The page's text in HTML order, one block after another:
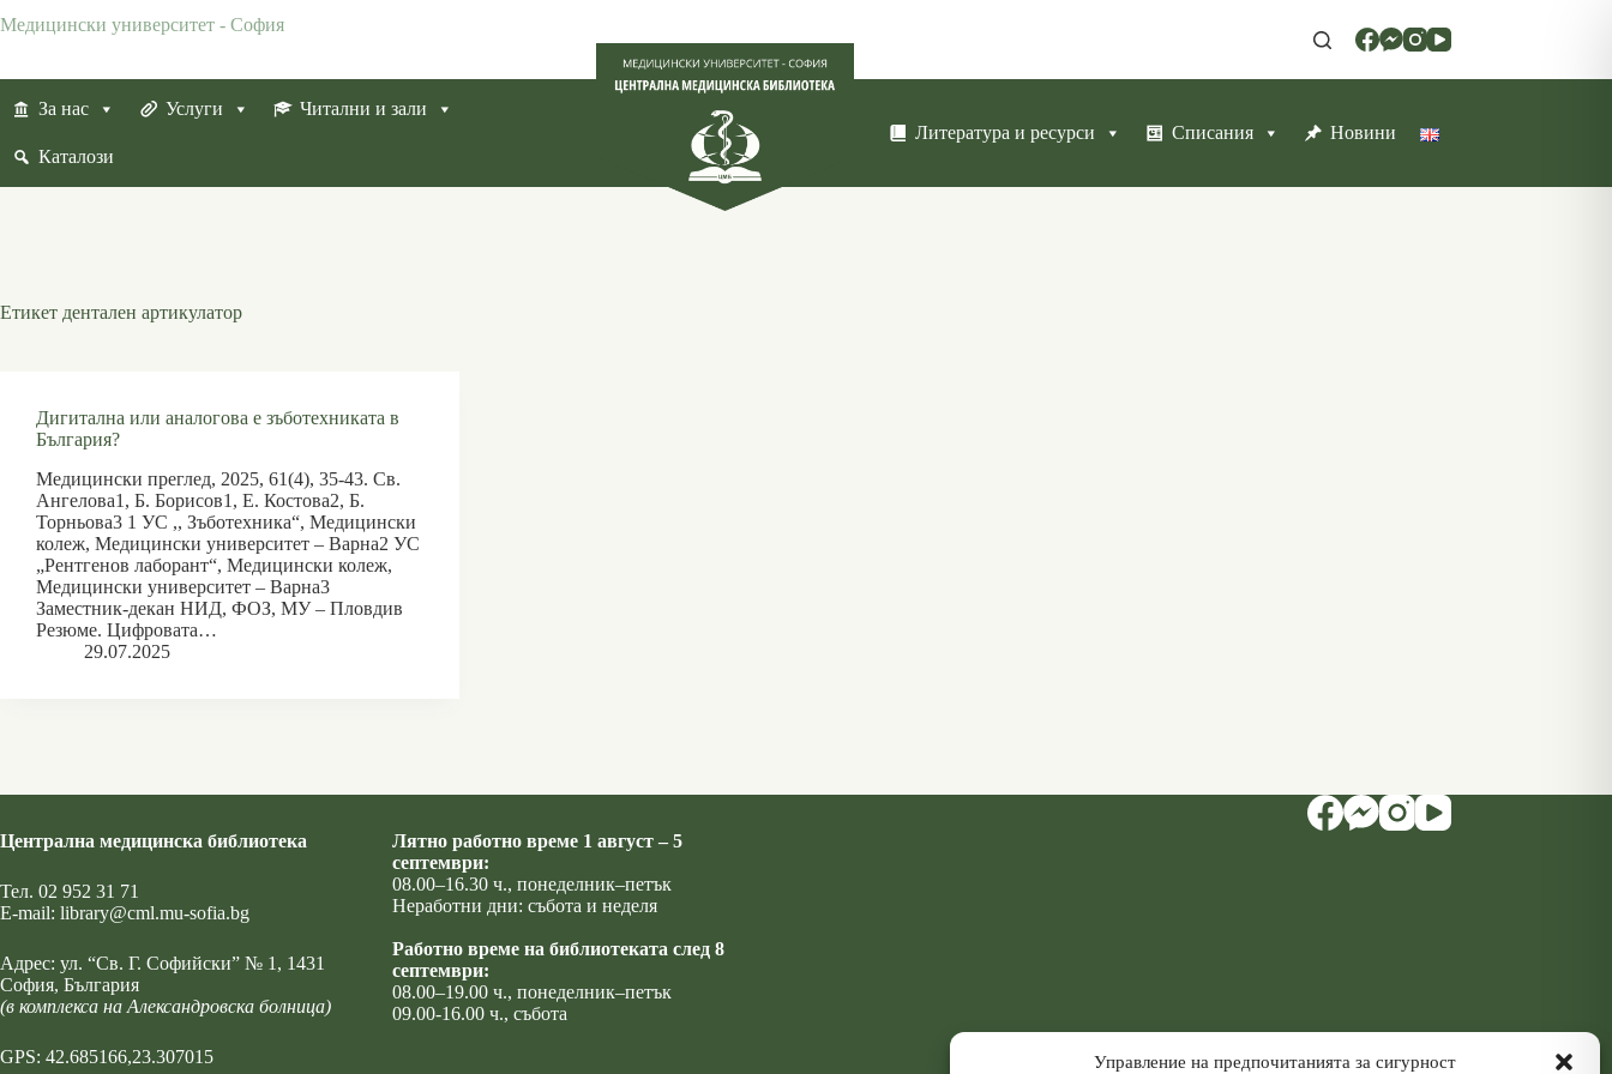
Управление на предпочитанията за сигурност
to
Медицински университет - София
За нас Услуги Читални и зали
Каталози
Литература и ресурси Списания Новини
Етикет дентален артикулатор
Дигитална или аналогова е зъботехниката в
България?
Медицински преглед, 2025, 61(4), 35-43. Св.
Ангелова1, Б. Борисов1, Е. Костова2, Б.
Торньова3 1 УС ,, Зъботехника“, Медицински
колеж, Медицински университет – Варна2 УС
„Рентгенов лаборант“, Медицински колеж,
Медицински университет – Варна3
Заместник-декан НИД, ФОЗ, МУ – Пловдив
Резюме. Цифровата…
29.07.2025
Централна медицинска библиотека
Тел. 02 952 31 71
Е-mail: library@cml.mu-sofia.bg
Адрес: ул. “Св. Г. Софийски” № 1 , 1431
София, България
(в комплекса на Александровска болница)
GPS: 42.685166,23.307015
Лятно работно време 1 август – 5
септември:
08.00–16.30 ч., понеделник–петък
Неработни дни: събота и неделя
Работно време на библиотеката след 8
септември:
08.00–19.00 ч., понеделник–петък
09.00-16.00 ч., събота